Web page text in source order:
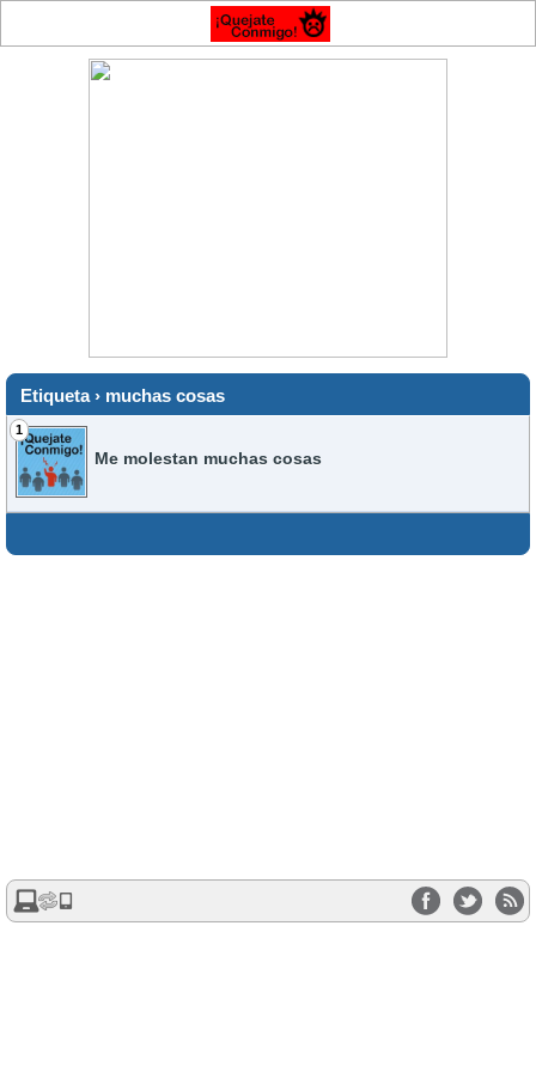
Etiqueta › muchas cosas
1
Me molestan muchas cosas